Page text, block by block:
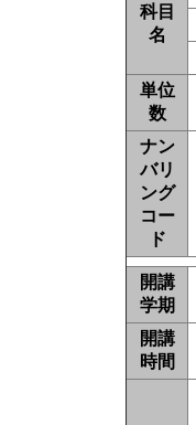
科目
名
単位
数
ナン
バリ
ング
コー
ド
開講
学期
開講
時間